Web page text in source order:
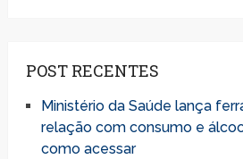
POST RECENTES
Ministério da Saúde lança
relação com consumo e
como acessar